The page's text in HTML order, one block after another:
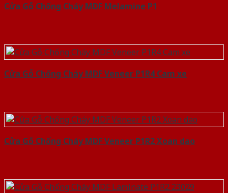
Cửa Gỗ Chống Cháy MDF Melamine P1
Cửa Gỗ Chống Cháy MDF Veneer P1R4 Cam xe
Cửa Gỗ Chống Cháy MDF Veneer P1R2 Xoan dao